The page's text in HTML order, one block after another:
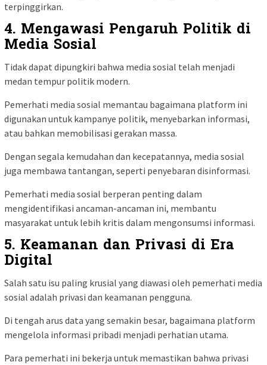
terpinggirkan.
4. Mengawasi Pengaruh Politik di
Media Sosial
Tidak dapat dipungkiri bahwa media sosial telah menjadi
medan tempur politik modern.
Pemerhati media sosial memantau bagaimana platform ini
digunakan untuk kampanye politik, menyebarkan informasi,
atau bahkan memobilisasi gerakan massa.
Dengan segala kemudahan dan kecepatannya, media sosial
juga membawa tantangan, seperti penyebaran disinformasi.
Pemerhati media sosial berperan penting dalam
mengidentifikasi ancaman-ancaman ini, membantu
masyarakat untuk lebih kritis dalam mengonsumsi informasi.
5. Keamanan dan Privasi di Era
Digital
Salah satu isu paling krusial yang diawasi oleh pemerhati media
sosial adalah privasi dan keamanan pengguna.
Di tengah arus data yang semakin besar, bagaimana platform
mengelola informasi pribadi menjadi perhatian utama.
Para pemerhati ini bekerja untuk memastikan bahwa privasi